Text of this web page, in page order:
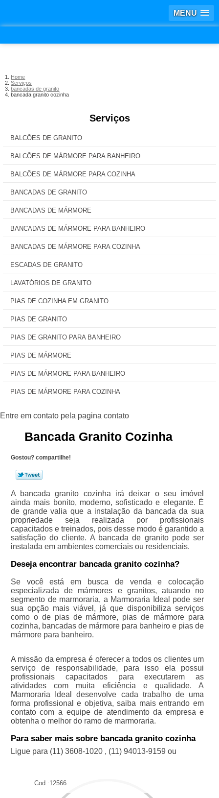
MENU
Home
Serviços
bancadas de granito
bancada granito cozinha
Serviços
BALCÕES DE GRANITO
BALCÕES DE MÁRMORE PARA BANHEIRO
BALCÕES DE MÁRMORE PARA COZINHA
BANCADAS DE GRANITO
BANCADAS DE MÁRMORE
BANCADAS DE MÁRMORE PARA BANHEIRO
BANCADAS DE MÁRMORE PARA COZINHA
ESCADAS DE GRANITO
LAVATÓRIOS DE GRANITO
PIAS DE COZINHA EM GRANITO
PIAS DE GRANITO
PIAS DE GRANITO PARA BANHEIRO
PIAS DE MÁRMORE
PIAS DE MÁRMORE PARA BANHEIRO
PIAS DE MÁRMORE PARA COZINHA
Bancada Granito Cozinha
Gostou? compartilhe!
A bancada granito cozinha irá deixar o seu imóvel
ainda mais bonito, moderno, sofisticado e elegante. É
de grande valia que a instalação da bancada da sua
propriedade seja realizada por profissionais
capacitados e treinados, pois desse modo é garantido a
satisfação do cliente. A bancada de granito pode ser
instalada em ambientes comerciais ou residenciais.
Deseja encontrar bancada granito cozinha?
Se você está em busca de venda e colocação
especializada de mármores e granitos, atuando no
segmento de marmoraria, a Marmoraria Ideal pode ser
sua opção mais viável, já que disponibiliza serviços
como o de pias de mármore, pias de mármore para
cozinha, bancadas de mármore para banheiro e pias de
mármore para banheiro.
A missão da empresa é oferecer a todos os clientes um
serviço de responsabilidade, para isso ela possui
profissionais capacitados para executarem as
atividades com muita eficiência e qualidade. A
Marmoraria Ideal desenvolve cada trabalho de uma
forma profissional e objetiva, saiba mais entrando em
contato com a equipe de atendimento da empresa e
obtenha o melhor do ramo de marmoraria.
Para saber mais sobre bancada granito cozinha
Ligue para (11) 3608-1020, (11) 94013-9159 ou
Cod.:12566